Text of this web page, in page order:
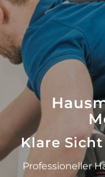
Klare
Professioneller